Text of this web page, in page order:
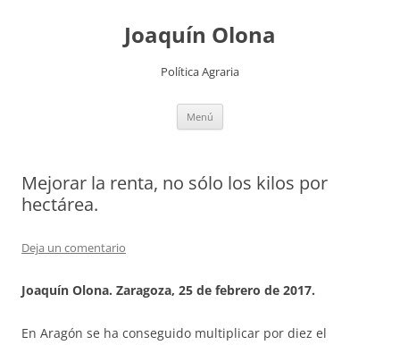
Joaquín Olona
Política Agraria
Menú
Mejorar la renta, no sólo los kilos por
hectárea.
Deja un comentario
Joaquín Olona. Zaragoza, 25 de febrero de 2017.
En Aragón se ha conseguido multiplicar por diez el